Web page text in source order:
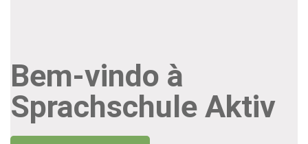
Bem-vindo à
Sprachschule Aktiv